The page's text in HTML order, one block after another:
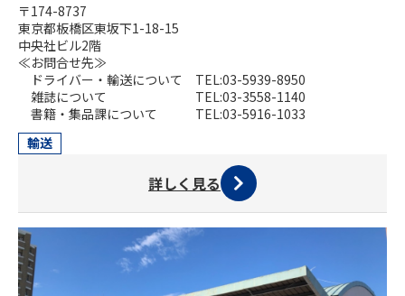
〒174-8737
東京都板橋区東坂下1-18-15
中央社ビル2階
≪お問合せ先≫
ドライバー・輸送について TEL:03-5939-8950
雑誌について TEL:03-3558-1140
書籍・集品課について TEL:03-5916-1033
輸送
詳しく見る